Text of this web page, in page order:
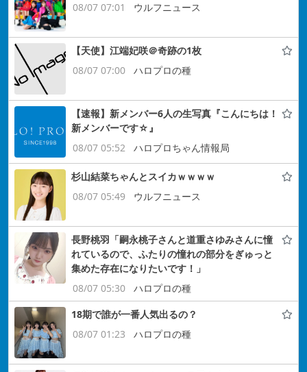
08/07 07:01
ウルフニュース
【天使】江端妃咲＠奇跡の1枚
08/07 07:00
ハロプロの種
【速報】新メンバー6人の生写真『こんにちは！
新メンバーです☆』
08/07 05:52
ハロプロちゃん情報局
杉山結菜ちゃんとスイカｗｗｗｗ
08/07 05:49
ウルフニュース
長野桃羽「嗣永桃子さんと道重さゆみさんに憧
れているので、ふたりの憧れの部分をぎゅっと
集めた存在になりたいです！」
08/07 05:30
ハロプロの種
18期で誰が一番人気出るの？
08/07 01:23
ハロプロの種